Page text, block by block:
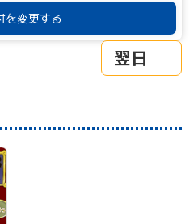
を変更する
翌日